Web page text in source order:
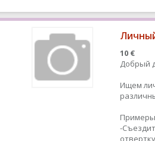
10 €
Добрый
Ищем
-
отвертку